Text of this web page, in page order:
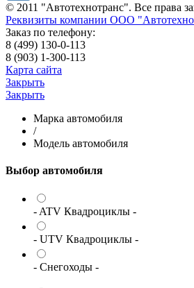
© 2011 "Автотехнотранс". Все права
Реквизиты компании ООО
Заказ по телефону:
8 (499) 130-0-113
8 (903) 1-300-113
Карта сайта
Закрыть
Закрыть
Марка автомобиля
/
Модель автомобиля
Выбор автомобиля
- ATV Квадроциклы -
- UTV Квадроциклы -
- Снегоходы -